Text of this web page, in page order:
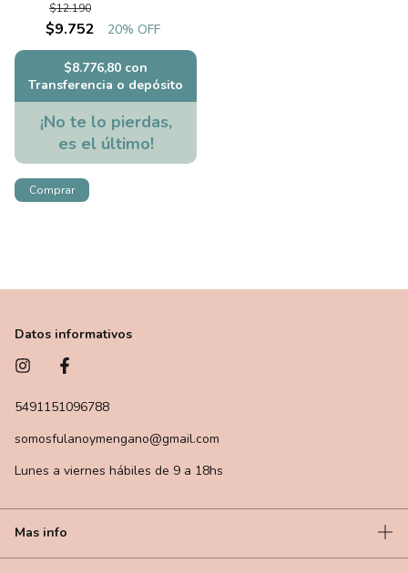
$9.752
$12.190
20% OFF
$8.776,80 con
Transferencia o depósito
¡No te lo pierdas,
es el último!
Datos informativos
5491151096788
somosfulanoymengano@gmail.com
Lunes a viernes hábiles de 9 a 18hs
Mas info